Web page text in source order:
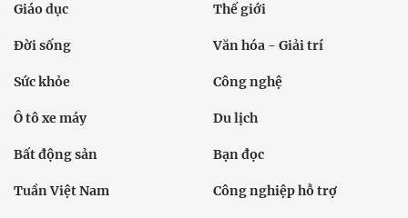
Giáo dục Thế giới
Đời sống Văn hóa - Giải trí
Sức khỏe Công nghệ
Ô tô xe máy Du lịch
Bất động sản Bạn đọc
Tuần Việt Nam Công nghiệp hỗ trợ